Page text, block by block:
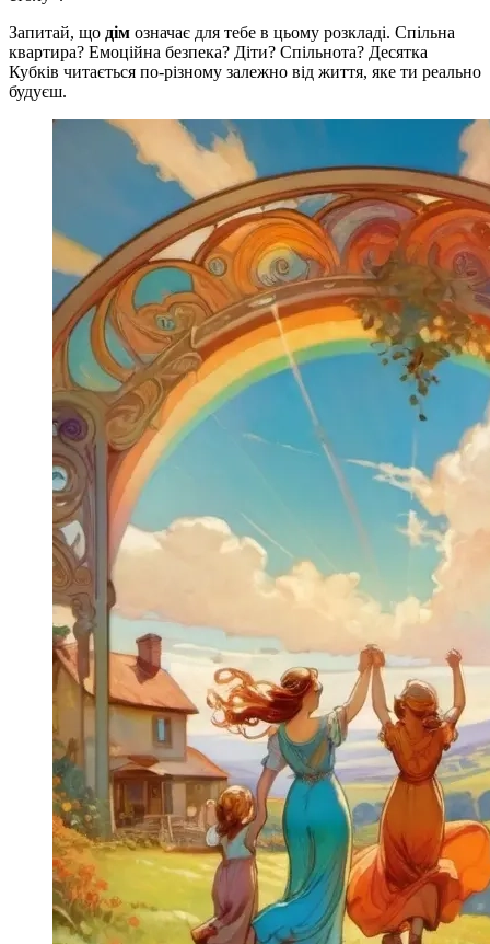
Запитай, що дім означає для тебе в цьому розкладі. Спільна
квартира? Емоційна безпека? Діти? Спільнота? Десятка
Кубків читається по-різному залежно від життя, яке ти реально
будуєш.